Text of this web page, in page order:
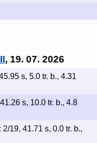
, 19. 07. 2026
s, 5.0 tr. b., 4.31
s, 10.0 tr. b., 4.8
: 2/19, 41.71 s, 0.0 tr. b.,